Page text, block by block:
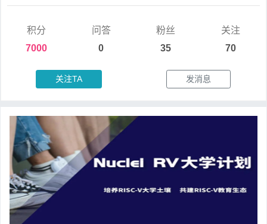
积分
7000
问答
0
粉丝
35
关注
70
关注TA 发消息